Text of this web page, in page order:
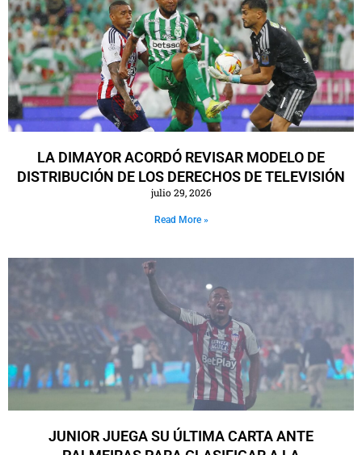
LA DIMAYOR ACORDÓ REVISAR MODELO DE
DISTRIBUCIÓN DE LOS DERECHOS DE TELEVISIÓN
julio 29, 2026
Read More »
JUNIOR JUEGA SU ÚLTIMA CARTA ANTE